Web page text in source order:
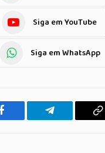
Siga em YouTube
Siga em WhatsApp
Facebook Telegrama